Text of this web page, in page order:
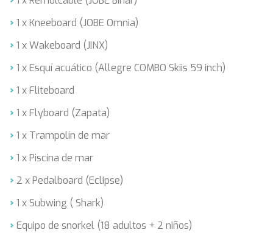
1 x Kneeboard (JOBE Omnia)
1 x Wakeboard (JINX)
1 x Esquí acuático (Allegre COMBO Skiis 59 inch)
1 x Fliteboard
1 x Flyboard (Zapata)
1 x Trampolín de mar
1 x Piscina de mar
2 x Pedalboard (Eclipse)
1 x Subwing ( Shark)
Equipo de snorkel (18 adultos + 2 niños)
FREEDOM
FREEDOM
FRIENDSHIP
GATSBY
GENNY
GLASAX
GRACE
HAKUNA MATATA
HALCON DEL MAR
HAPPY ME
HEEUS
HOPE I